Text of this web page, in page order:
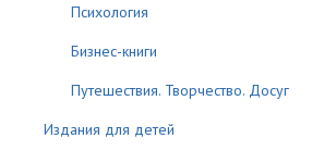
Психология
Бизнес-книги
Путешествия. Творчество. Досуг
Издания для детей